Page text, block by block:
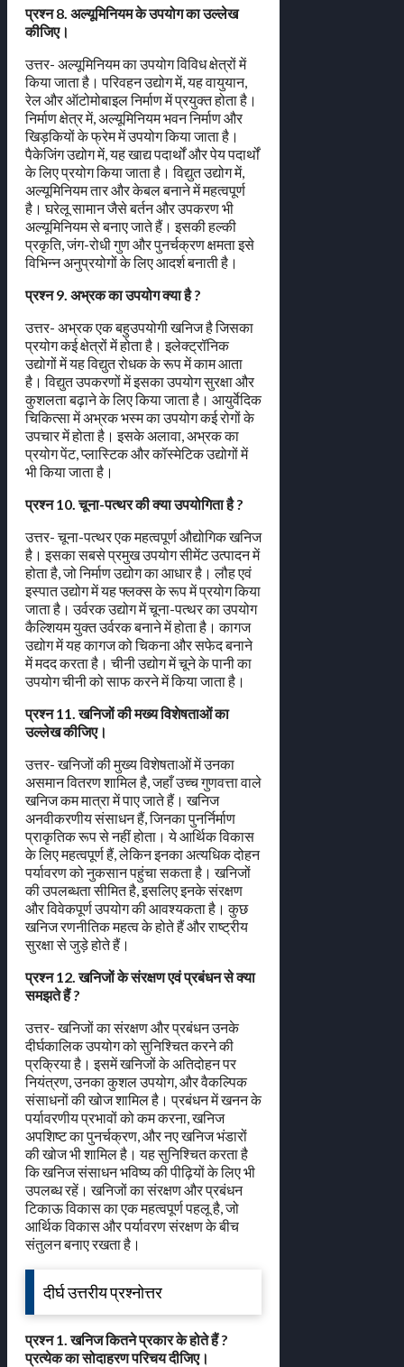
प्रश्न 8. अल्यूमिनियम के उपयोग का उल्लेख
कीजिए।
उत्तर- अल्यूमिनियम का उपयोग विविध क्षेत्रों में
किया जाता है। परिवहन उद्योग में, यह वायुयान,
रेल और ऑटोमोबाइल निर्माण में प्रयुक्त होता है।
निर्माण क्षेत्र में, अल्यूमिनियम भवन निर्माण और
खिड़कियों के फ्रेम में उपयोग किया जाता है।
पैकेजिंग उद्योग में, यह खाद्य पदार्थों और पेय पदार्थों
के लिए प्रयोग किया जाता है। विद्युत उद्योग में,
अल्यूमिनियम तार और केबल बनाने में महत्वपूर्ण
है। घरेलू सामान जैसे बर्तन और उपकरण भी
अल्यूमिनियम से बनाए जाते हैं। इसकी हल्की
प्रकृति, जंग-रोधी गुण और पुनर्चक्रण क्षमता इसे
विभिन्न अनुप्रयोगों के लिए आदर्श बनाती है।
प्रश्न 9. अभ्रक का उपयोग क्या है ?
उत्तर- अभ्रक एक बहुउपयोगी खनिज है जिसका
प्रयोग कई क्षेत्रों में होता है। इलेक्ट्रॉनिक
उद्योगों में यह विद्युत रोधक के रूप में काम आता
है। विद्युत उपकरणों में इसका उपयोग सुरक्षा और
कुशलता बढ़ाने के लिए किया जाता है। आयुर्वेदिक
चिकित्सा में अभ्रक भस्म का उपयोग कई रोगों के
उपचार में होता है। इसके अलावा, अभ्रक का
प्रयोग पेंट, प्लास्टिक और कॉस्मेटिक उद्योगों में
भी किया जाता है।
प्रश्न 10. चूना-पत्थर की क्या उपयोगिता है ?
उत्तर- चूना-पत्थर एक महत्वपूर्ण औद्योगिक खनिज
है। इसका सबसे प्रमुख उपयोग सीमेंट उत्पादन में
होता है, जो निर्माण उद्योग का आधार है। लौह एवं
इस्पात उद्योग में यह फ्लक्स के रूप में प्रयोग किया
जाता है। उर्वरक उद्योग में चूना-पत्थर का उपयोग
कैल्शियम युक्त उर्वरक बनाने में होता है। कागज
उद्योग में यह कागज को चिकना और सफेद बनाने
में मदद करता है। चीनी उद्योग में चूने के पानी का
उपयोग चीनी को साफ करने में किया जाता है।
प्रश्न 11. खनिजों की मख्य विशेषताओं का
उल्लेख कीजिए।
उत्तर- खनिजों की मुख्य विशेषताओं में उनका
असमान वितरण शामिल है, जहाँ उच्च गुणवत्ता वाले
खनिज कम मात्रा में पाए जाते हैं। खनिज
अनवीकरणीय संसाधन हैं, जिनका पुनर्निर्माण
प्राकृतिक रूप से नहीं होता। ये आर्थिक विकास
के लिए महत्वपूर्ण हैं, लेकिन इनका अत्यधिक दोहन
पर्यावरण को नुकसान पहुंचा सकता है। खनिजों
की उपलब्धता सीमित है, इसलिए इनके संरक्षण
और विवेकपूर्ण उपयोग की आवश्यकता है। कुछ
खनिज रणनीतिक महत्व के होते हैं और राष्ट्रीय
सुरक्षा से जुड़े होते हैं।
प्रश्न 12. खनिजों के संरक्षण एवं प्रबंधन से क्या
समझते हैं ?
उत्तर- खनिजों का संरक्षण और प्रबंधन उनके
दीर्घकालिक उपयोग को सुनिश्चित करने की
प्रक्रिया है। इसमें खनिजों के अतिदोहन पर
नियंत्रण, उनका कुशल उपयोग, और वैकल्पिक
संसाधनों की खोज शामिल है। प्रबंधन में खनन के
पर्यावरणीय प्रभावों को कम करना, खनिज
अपशिष्ट का पुनर्चक्रण, और नए खनिज भंडारों
की खोज भी शामिल है। यह सुनिश्चित करता है
कि खनिज संसाधन भविष्य की पीढ़ियों के लिए भी
उपलब्ध रहें। खनिजों का संरक्षण और प्रबंधन
टिकाऊ विकास का एक महत्वपूर्ण पहलू है, जो
आर्थिक विकास और पर्यावरण संरक्षण के बीच
संतुलन बनाए रखता है।
दीर्घ उत्तरीय प्रश्नोत्तर
प्रश्न 1. खनिज कितने प्रकार के होते हैं ?
प्रत्येक का सोदाहरण परिचय दीजिए।